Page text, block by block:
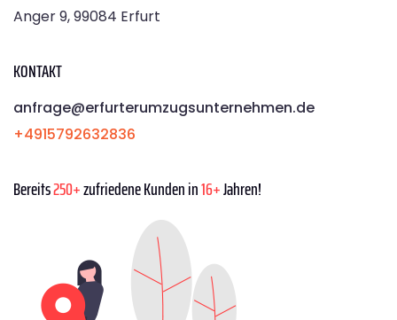
Anger 9, 99084 Erfurt
KONTAKT
anfrage@erfurterumzugsunternehmen.de
+4915792632836
Bereits250+zufriedene Kunden in16+Jahren!